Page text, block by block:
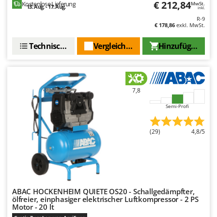
Spiralmac
Stanley
Stocker
Sunseeker
Tecla
TecnoGen
Tellarini Pompe
Telwin
Tineco
Titania
Kostenlose Lieferung
13. Aug. - 17. Aug. € 212,84MwSt.
inkl.
R-9
€ 178,86 exkl. MwSt.
Hinzufügen
Vergleichen Sie
Technische Daten
7,8
Semi-Profi
(29) 4,8/5
ABAC HOCKENHEIM QUIETE OS20 - Schallgedämpfter,
ölfreier, einphasiger elektrischer Luftkompressor - 2 PS
Motor - 20 lt